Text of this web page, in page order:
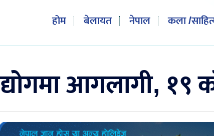
होम बेलायत नेपाल कला /
आगलागी, १९